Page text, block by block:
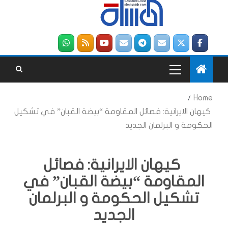
Home
كيهان الايرانية: فصائل المقاومة “بيضة القبان” في تشكيل
الحكومة و البرلمان الجديد
كيهان الايرانية: فصائل
المقاومة “بيضة القبان” في
تشكيل الحكومة و البرلمان
الجديد